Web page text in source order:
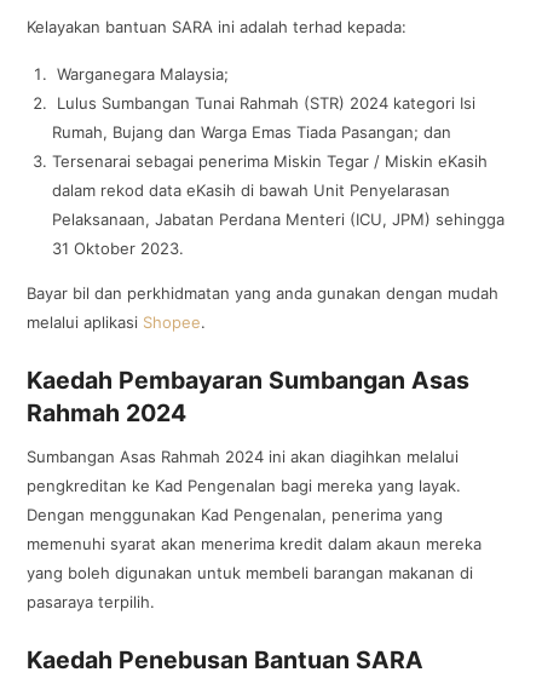
Kelayakan bantuan SARA ini adalah terhad kepada:
Warganegara Malaysia;
Lulus Sumbangan Tunai Rahmah (STR) 2024 kategori Isi
Rumah, Bujang dan Warga Emas Tiada Pasangan; dan
Tersenarai sebagai penerima Miskin Tegar / Miskin eKasih
dalam rekod data eKasih di bawah Unit Penyelarasan
Pelaksanaan, Jabatan Perdana Menteri (ICU, JPM) sehingga
31 Oktober 2023.
Bayar bil dan perkhidmatan yang anda gunakan dengan mudah
melalui aplikasi Shopee.
Kaedah Pembayaran Sumbangan Asas
Rahmah 2024
Sumbangan Asas Rahmah 2024 ini akan diagihkan melalui
pengkreditan ke Kad Pengenalan bagi mereka yang layak.
Dengan menggunakan Kad Pengenalan, penerima yang
memenuhi syarat akan menerima kredit dalam akaun mereka
yang boleh digunakan untuk membeli barangan makanan di
pasaraya terpilih.
Kaedah Penebusan Bantuan SARA